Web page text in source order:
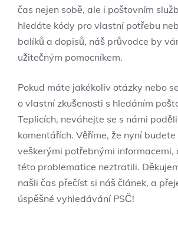
čas nejen sobě, ale i poštovním
hledáte kódy pro vlastní potřebu
balíků a dopisů, náš průvodce by
užitečným pomocníkem.
Pokud máte jakékoliv otázky nebo
o vlastní zkušenosti s hledáním
Teplicích, neváhejte se s námi
komentářích. Věříme, že nyní
veškerými potřebnými informacemi,
této problematice neztratili.
našli čas přečíst si náš článek, a
úspěšné vyhledávání PSČ!